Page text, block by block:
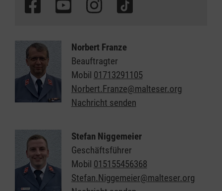
Norbert Franze
Beauftragter
Mobil 01713291105
Norbert.Franze@malteser.org
Nachricht senden
Stefan Niggemeier
Geschäftsführer
Mobil 015155456368
Stefan.Niggemeier@malteser.org